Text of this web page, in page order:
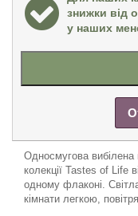
знижки від
у наших
Односмугова
колекції Tastes of Life
одному флаконі.
кімнати легкою,